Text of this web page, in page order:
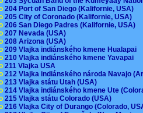
204 Port of San Diego (Kalifornie, USA)
205 City of Coronado (Kalifornie, USA)
206 San Diego Padres (Kalifornie, USA)
207 Nevada (USA)
208 Arizona (USA)
209 Vlajka indiánského kmene Hualapai
210 Vlajka indiánského kmene Yavapai
211 Vlajka USA
212 Vlajka indiánského národa Navajo
213 Vlajka státu Utah (USA)
214 Vlajka indiánského kmene Ute
215 Vlajka státu Colorado (USA)
216 Vlajka City of Durango (Colorado,